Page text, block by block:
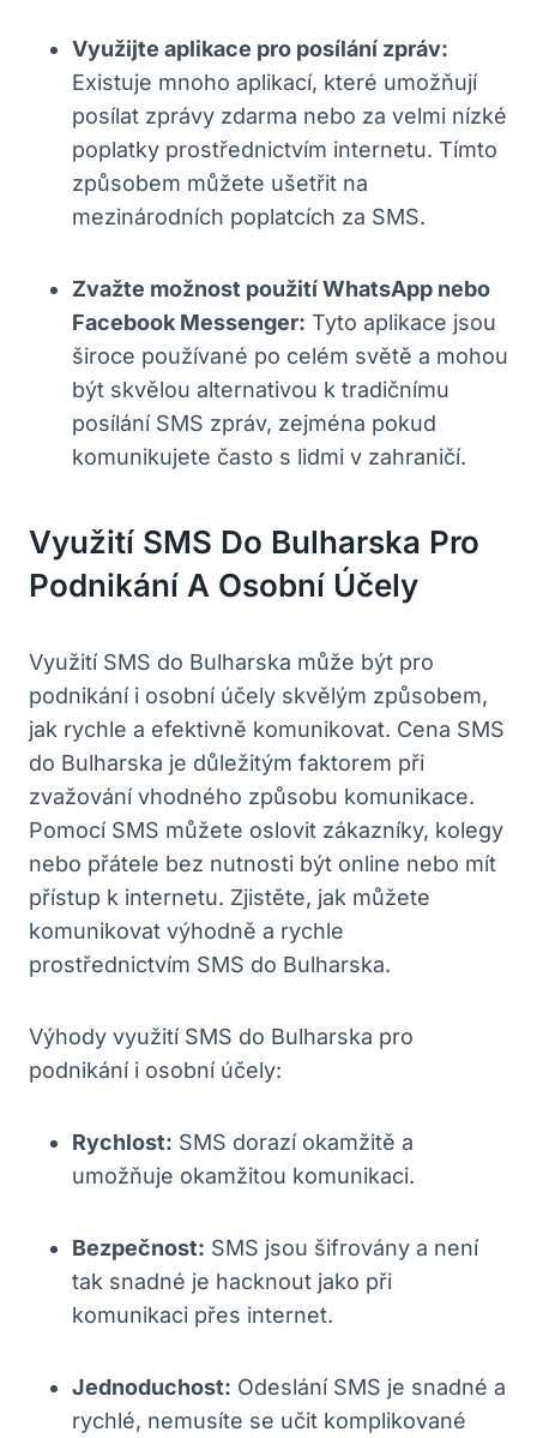
Využijte aplikace pro posílání zpráv:
Existuje mnoho aplikací, které umožňují​
posílat‍ zprávy zdarma nebo za velmi nízké
⁤poplatky prostřednictvím internetu. Tímto
způsobem můžete ušetřit na
mezinárodních poplatcích za SMS.
Zvažte možnost použití WhatsApp nebo
⁣Facebook⁤ Messenger: Tyto⁢ aplikace jsou
široce používané po‍ celém‌ světě a mohou
být⁣ skvělou ⁢alternativou ⁢k tradičnímu
posílání⁢ SMS zpráv,⁢ zejména⁤ pokud
‌komunikujete často s lidmi v zahraničí.
Využití SMS Do Bulharska Pro
Podnikání A Osobní Účely
Využití SMS​ do Bulharska může⁢ být pro⁤
podnikání i ⁣osobní účely‌ skvělým⁣ způsobem,
⁤jak rychle a⁢ efektivně komunikovat. Cena SMS
do Bulharska je důležitým faktorem ‌při⁣
zvažování vhodného způsobu ⁤komunikace.
Pomocí SMS‌ můžete ⁣oslovit zákazníky, kolegy
nebo ⁣přátele ⁣bez ⁤nutnosti‍ být online nebo mít
přístup k internetu. Zjistěte, jak můžete
komunikovat výhodně ‌a ​rychle
prostřednictvím SMS do ⁢Bulharska.
Výhody ⁢využití‍ SMS ‍do ⁣Bulharska ‌pro
podnikání i osobní⁢ účely:
Rychlost: SMS dorazí okamžitě a
umožňuje okamžitou komunikaci.
Bezpečnost: SMS jsou šifrovány ‍a není
tak snadné je⁤ hacknout ​jako⁢ při
komunikaci přes ‍internet.
Jednoduchost: Odeslání SMS je snadné a
rychlé, nemusíte⁢ se učit komplikované